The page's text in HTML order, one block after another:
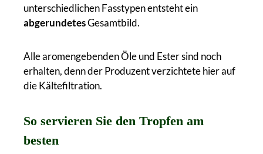
unterschiedlichen Fasstypen entsteht ein
abgerundetesGesamtbild.
Alle aromengebenden Öle und Ester sind noch
erhalten, denn der Produzent verzichtete hier auf
die Kältefiltration.
So servieren Sie den Tropfen am
besten